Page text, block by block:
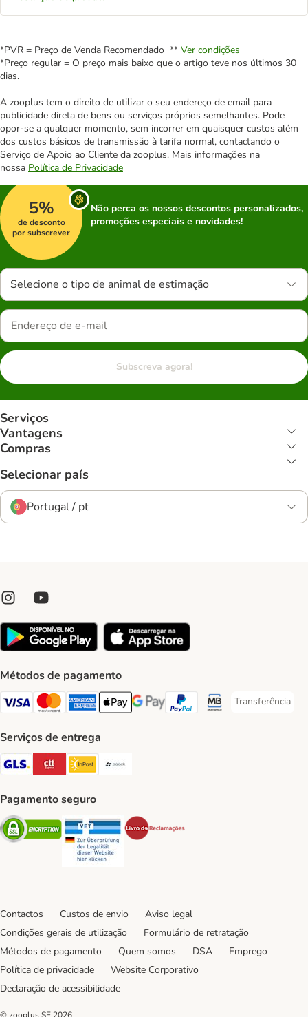
*PVR = Preço de Venda Recomendado ** Ver condições
*Preço regular = O preço mais baixo que o artigo teve nos últimos 30
dias.
A zooplus tem o direito de utilizar o seu endereço de email para
publicidade direta de bens ou serviços próprios semelhantes. Pode
opor-se a qualquer momento, sem incorrer em quaisquer custos além
dos custos básicos de transmissão à tarifa normal, contactando o
Serviço de Apoio ao Cliente da zooplus. Mais informações na
nossa Política de Privacidade
5%
de desconto
por subscrever
Não perca os nossos descontos personalizados,
promoções especiais e novidades!
Selecione o tipo de animal de estimação
Subscreva agora!
Serviços
Vantagens
Compras
Selecionar país
Portugal / pt
Métodos de pagamento
Visa Payment Method
Mastercard Payment Method
American Express Payment Method
Apple Pay Payment Method
Google Pay Payment Method
PayPal Payment Method
Multibanco Payment
Transferência
Transferência
Serviços de entrega
GLS Shipping Method
CTTExpress Shipping Method
InPost Shipping Method
Pagamento seguro
Security Security
Contactos Custos de envio
Aviso legal
Condições gerais de utilização
Formulário de retratação
Métodos de pagamento
Quem somos DSA
Emprego
Política de privacidade
Website Corporativo
Declaração de acessibilidade